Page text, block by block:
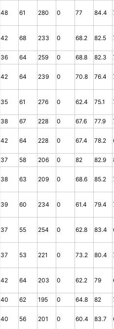
48 61 280 0 77 84.4
42 68 233 0 68.2 82.5
36 64 259 0 68.8 82.3
42 64 239 0 70.8 76.4
35 61 276 0 62.4 75.1
38 67 228 0 67.6 77.9
42 64 228 0 67.4 78.2
37 58 206 0 82 82.9
38 63 209 0 68.6 85.2
39 60 234 0 61.4 79.4
37 55 254 0 62.8 83.4
37 53 221 0 73.2 80.4
42 64 203 0 62.2 79
40 62 195 0 64.8 82
40 56 201 0 60.4 83.7